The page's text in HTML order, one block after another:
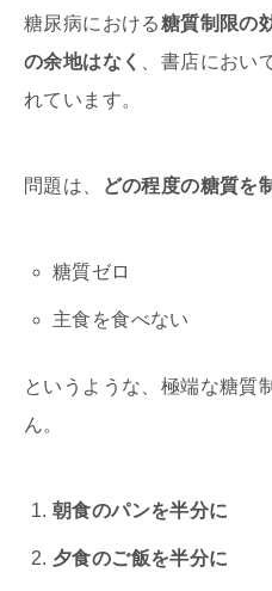
糖尿病における糖質制限の
の余地はなく
、書店におい
れています。
問題は、 どの程度の糖質を
糖質ゼロ
主食を食べない
というような、極端な糖質
ん。
朝食のパンを半分に
夕食のご飯を半分に